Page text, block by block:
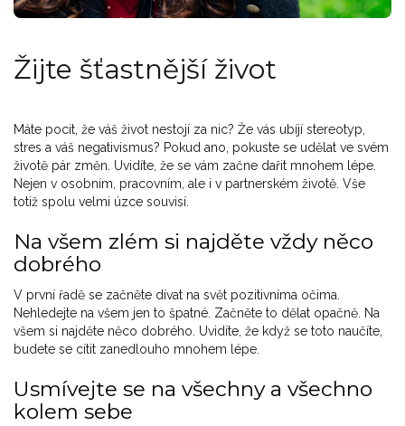
Žijte šťastnější život
Máte pocit, že váš život nestojí za nic? Že vás ubíjí stereotyp,
stres a váš negativismus? Pokud ano, pokuste se udělat ve svém
životě pár změn. Uvidíte, že se vám začne dařit mnohem lépe.
Nejen v osobním, pracovním, ale i v partnerském životě. Vše
totiž spolu velmi úzce souvisí.
Na všem zlém si najděte vždy něco
dobrého
V první řadě se začněte dívat na svět pozitivníma očima.
Nehledejte na všem jen to špatné. Začněte to dělat opačně. Na
všem si najděte něco dobrého. Uvidíte, že když se toto naučíte,
budete se cítit zanedlouho mnohem lépe.
Usmívejte se na všechny a všechno
kolem sebe